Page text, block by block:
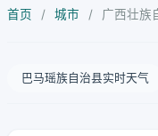
首页 / 城市 / 广西壮族
巴马瑶族自治县实时天气